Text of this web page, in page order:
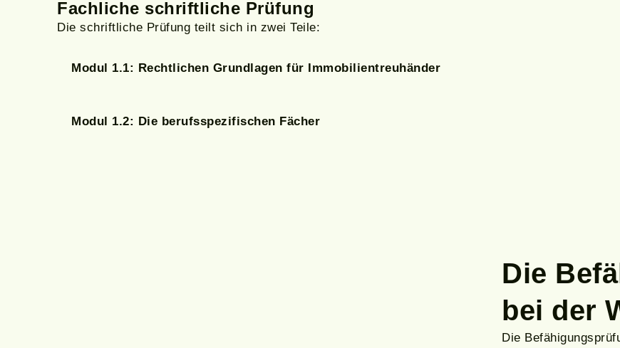
Fachliche schriftliche Prüfung
Die schriftliche Prüfung teilt sich in zwei Teile:
Modul 1.1: Rechtlichen Grundlagen für Immobilientreuhänder
Modul 1.2: Die berufsspezifischen Fächer
Die
bei der
Die